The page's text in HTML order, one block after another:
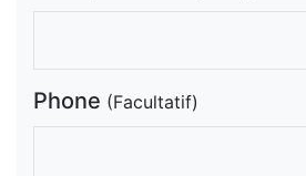
Phone (Facultatif)